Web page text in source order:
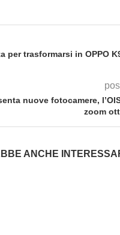
per trasformarsi in OPPO
nuove fotocamere,
zoom
ANCHE